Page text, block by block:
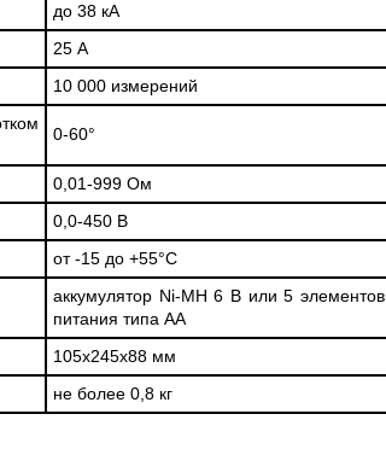
до 38 кА
25 А
10 000 измерений
0-60°
0,01-999 Ом
0,0-450 В
от -15 до +55°С
аккумулятор Ni-MH 6 В или 5 элементов
питания типа АА
105х245х88 мм
не более 0,8 кг